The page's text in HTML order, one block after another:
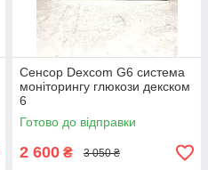
Сенсор Dexcom G6 система
моніторингу глюкози декском
6
Готово до відправки
2 600 ₴ 3 050 ₴